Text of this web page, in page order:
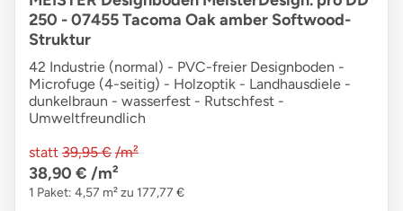
250 - 07455 Tacoma Oak amber Softwood-
Struktur
42 Industrie (normal) - PVC-freier Designboden -
Microfuge (4-seitig) - Holzoptik - Landhausdiele -
dunkelbraun - wasserfest - Rutschfest -
Umweltfreundlich
statt 39,95 € /m²
38,90 € /m²
1 Paket: 4,57 m² zu 177,77 €